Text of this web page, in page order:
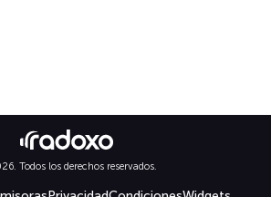
Todos los derechos reservados.